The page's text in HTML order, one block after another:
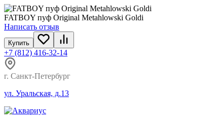
FATBOY пуф Original Metahlowski Goldi
Написать отзыв
Купить
+7 (812) 416-32-14
г. Санкт-Петербург
ул. Уральская, д.13